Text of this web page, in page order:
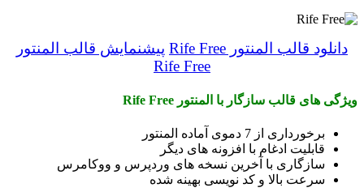
دانلود قالب المنتور Rife Free
پیشنمایش قالب المنتور
Rife Free
ویژگی های قالب سازگار با المنتور Rife Free
برخورداری از 7 دموی آماده المنتور
قابلیت ادغام با افزونه های دیگر
سازگاری با آخرین نسخه های وردپرس و ووکامرس
سرعت بالا و کد نویسی بهینه شده